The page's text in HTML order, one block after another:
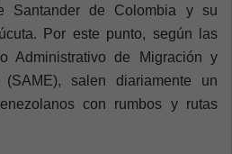
Santander de Colombia y su
Por este punto, según las
Administrativo de Migración y
(SAME), salen diariamente un
con rumbos y rutas